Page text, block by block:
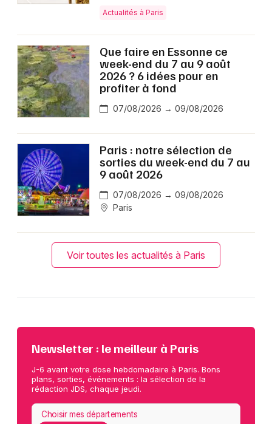
Actualités à Paris
Que faire en Essonne ce
week-end du 7 au 9 août
2026 ? 6 idées pour en
profiter à fond
07/08/2026 → 09/08/2026
Paris : notre sélection de
sorties du week-end du 7 au
9 août 2026
07/08/2026 → 09/08/2026
Paris
Voir toutes les actualités à Paris
Newsletter : le meilleur à Paris
J-6 avant votre dose hebdomadaire à Paris. Bons
plans, sorties, événements : la sélection de la
rédaction JDS, chaque jeudi.
Choisir mes départements